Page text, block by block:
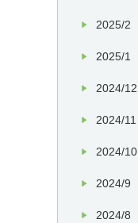
2025/2
2025/1
2024/12
2024/11
2024/10
2024/9
2024/8